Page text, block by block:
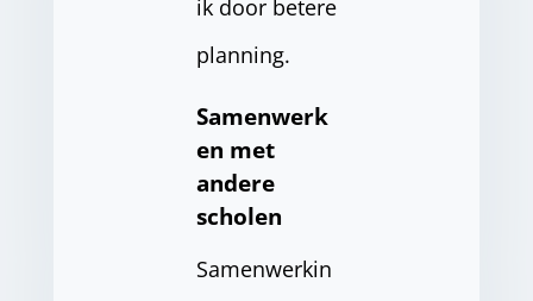
ik door betere
planning.
Samenwerk
en met
andere
scholen
Samenwerkin